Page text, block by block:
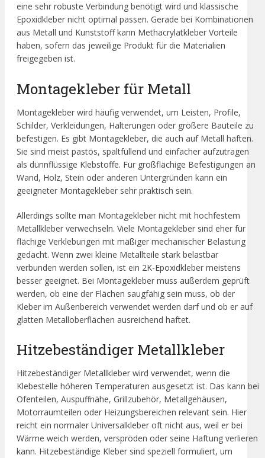
eine sehr robuste Verbindung benötigt wird und klassische
Epoxidkleber nicht optimal passen. Gerade bei Kombinationen
aus Metall und Kunststoff kann Methacrylatkleber Vorteile
haben, sofern das jeweilige Produkt für die Materialien
freigegeben ist.
Montagekleber für Metall
Montagekleber wird häufig verwendet, um Leisten, Profile,
Schilder, Verkleidungen, Halterungen oder größere Bauteile zu
befestigen. Es gibt Montagekleber, die auch auf Metall haften.
Sie sind meist pastös, spaltfüllend und einfacher aufzutragen
als dünnflüssige Klebstoffe. Für großflächige Befestigungen an
Wand, Holz, Stein oder anderen Untergründen kann ein
geeigneter Montagekleber sehr praktisch sein.
Allerdings sollte man Montagekleber nicht mit hochfestem
Metallkleber verwechseln. Viele Montagekleber sind eher für
flächige Verklebungen mit mäßiger mechanischer Belastung
gedacht. Wenn zwei kleine Metallteile stark belastbar
verbunden werden sollen, ist ein 2K-Epoxidkleber meistens
besser geeignet. Bei Montagekleber muss außerdem geprüft
werden, ob eine der Flächen saugfähig sein muss, ob der
Kleber im Außenbereich verwendet werden darf und ob er auf
glatten Metalloberflächen ausreichend haftet.
Hitzebeständiger Metallkleber
Hitzebeständiger Metallkleber wird verwendet, wenn die
Klebestelle höheren Temperaturen ausgesetzt ist. Das kann bei
Ofenteilen, Auspuffnähe, Grillzubehör, Metallgehäusen,
Motorraumteilen oder Heizungsbereichen relevant sein. Hier
reicht ein normaler Universalkleber oft nicht aus, weil er bei
Wärme weich werden, verspröden oder seine Haftung verlieren
kann. Hitzebeständige Kleber sind speziell formuliert, um